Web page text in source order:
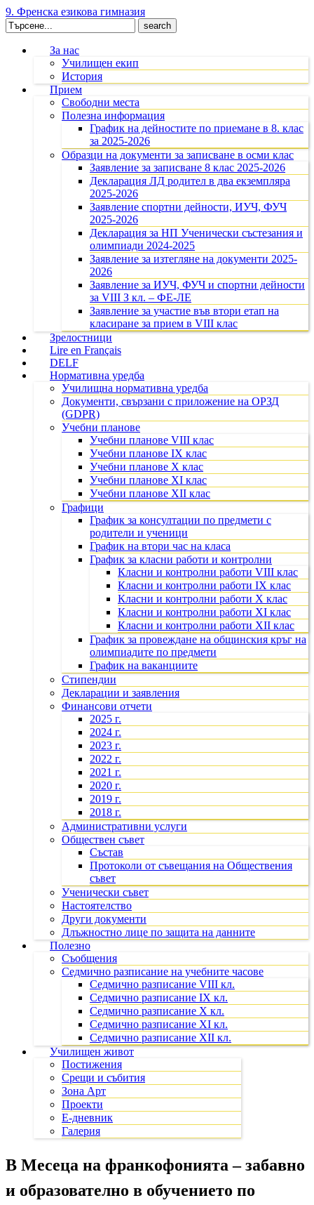
9. Френска езикова гимназия
Search
for:
За нас
Училищен екип
История
Прием
Свободни места
Полезна информация
График на дейностите по приемане в 8. клас
за 2025-2026
Образци на документи за записване в осми клас
Заявление за записване 8 клас 2025-2026
Декларация ЛД родител в два екземпляра
2025-2026
Заявление спортни дейности, ИУЧ, ФУЧ
2025-2026
Декларация за НП Ученически състезания и
олимпиади 2024-2025
Заявление за изтегляне на документи 2025-
2026
Заявление за ИУЧ, ФУЧ и спортни дейности
за VIII З кл. – ФЕ-ЛЕ
Заявление за участие във втори етап на
класиране за прием в VIII клас
Зрелостници
Lire en Français
DELF
Нормативна уредба
Училищна нормативна уредба
Документи, свързани с приложение на ОРЗД
(GDPR)
Учебни планове
Учебни планове VIII клас
Учебни планове IX клас
Учебни планове X клас
Учебни планове XI клас
Учебни планове XII клас
Графици
График за консултации по предмети с
родители и ученици
График на втори час на класа
График за класни работи и контролни
Класни и контролни работи VIII клас
Класни и контролни работи IX клас
Класни и контролни работи X клас
Класни и контролни работи XI клас
Класни и контролни работи XII клас
График за провеждане на общинския кръг на
олимпиадите по предмети
График на ваканциите
Стипендии
Декларации и заявления
Финансови отчети
2025 г.
2024 г.
2023 г.
2022 г.
2021 г.
2020 г.
2019 г.
2018 г.
Административни услуги
Обществен съвет
Състав
Протоколи от съвещания на Обществения
съвет
Ученически съвет
Настоятелство
Други документи
Длъжностно лице по защита на данните
Полезно
Съобщения
Седмично разписание на учебните часове
Седмично разписание VIII кл.
Седмично разписание IX кл.
Седмично разписание X кл.
Седмично разписание XI кл.
Седмично разписание XII кл.
Училищен живот
Постижения
Срещи и събития
Зона Арт
Проекти
Е-дневник
Галерия
В Месеца на франкофонията – забавно
и образователно в обучението по